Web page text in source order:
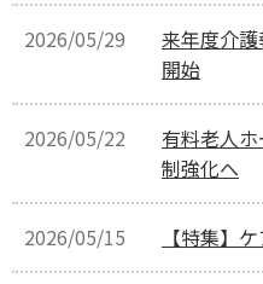
2026/05/29
来年度介
開始
2026/05/22
有料老人
制強化へ
2026/05/15 【特集】